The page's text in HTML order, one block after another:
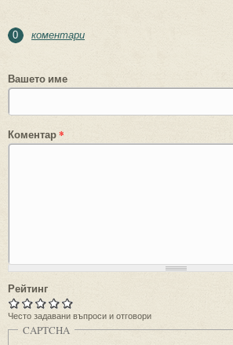
0 коментари
Вашето име
Коментар*
Рейтинг
Често задавани въпроси и отговори
CAPTCHA